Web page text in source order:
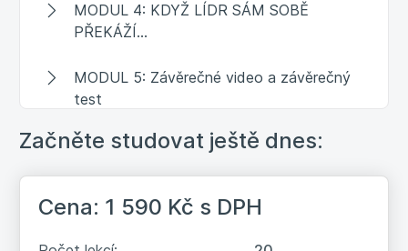
MODUL 4: KDYŽ LÍDR SÁM SOBĚ
PŘEKÁŽÍ…
MODUL 5: Závěrečné video a závěrečný
test
Začněte studovat ještě dnes:
Cena: 1 590 Kč s DPH